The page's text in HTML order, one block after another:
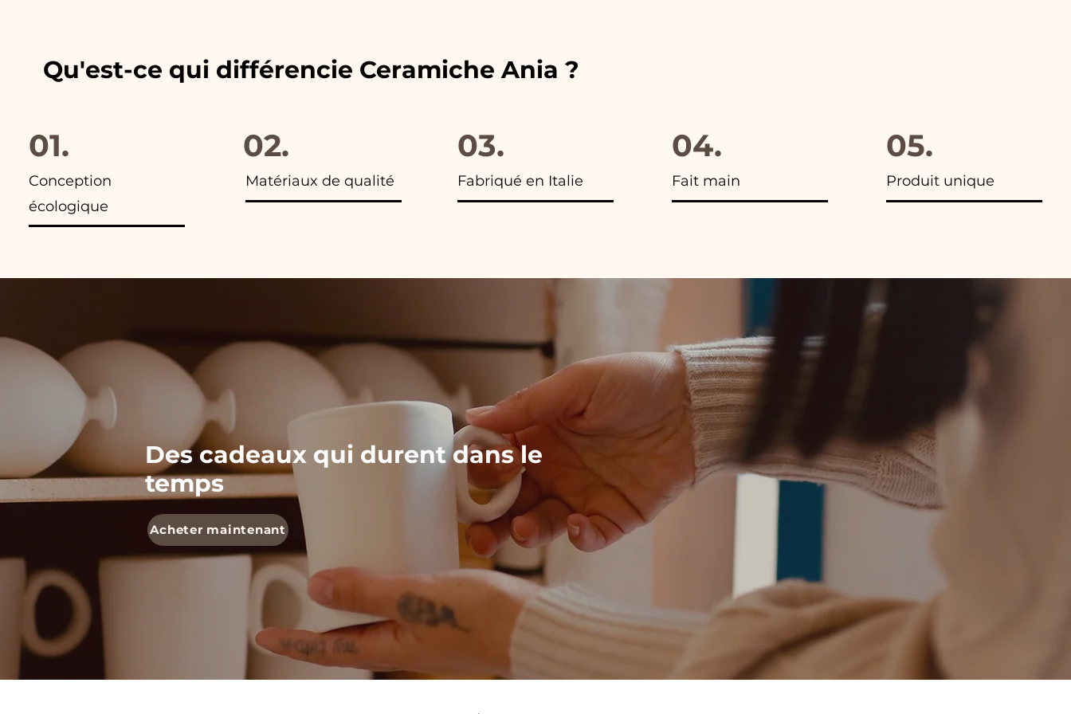
Qu'est-ce qui différencie Ceramiche Ania ?
01.
Conception
écologique
02.
Matériaux de qualité
03.
Fabriqué en Italie
04.
Fait main
05.
Produit unique
Des cadeaux qui durent dans le
temps
Acheter maintenant